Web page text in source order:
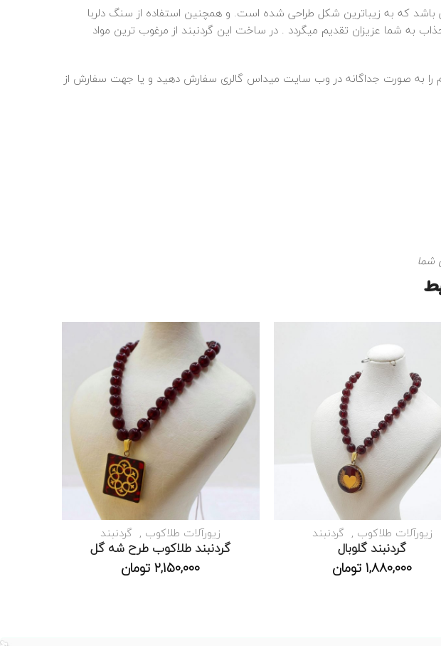
که به زیباترین شکل طراحی شده است. و همچنین استفاده از سنگ دلربا
این گردنبند طلاکوب با روکش طلا 24 عیار با طرحی خاص و جذاب به شما عزیزان تقدیم میگردد . در ساخت این گردنبند از مرغوب ترین مواد
را به صورت جداگانه در وب سایت میداس گالری سفارش دهید و یا جهت سفارش از
شما
زیورآلات طلاکوب گردنبند
گردنبند گلوبال
1,880,000 تومان
زیورآلات طلاکوب گردنبند
گردنبند طلاکوب طرح شه گل
2,150,000 تومان